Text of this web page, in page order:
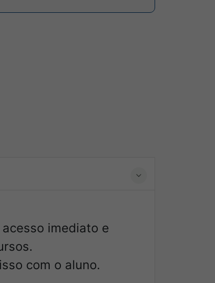
imediato e
com o aluno.